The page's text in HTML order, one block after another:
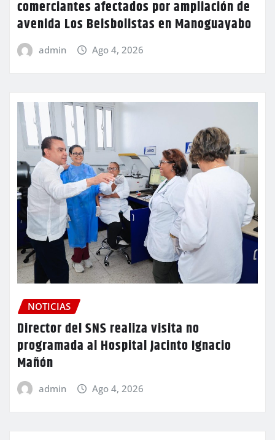
comerciantes afectados por ampliación de
avenida Los Beisbolistas en Manoguayabo
admin Ago 4, 2026
NOTICIAS
Director del SNS realiza visita no
programada al Hospital Jacinto Ignacio
Mañón
admin Ago 4, 2026